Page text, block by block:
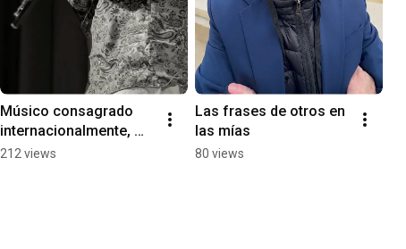
Músico consagrado
internacionalmente,
Jorge Pardo.
212 views
Las frases de otros en
las mías
80 views